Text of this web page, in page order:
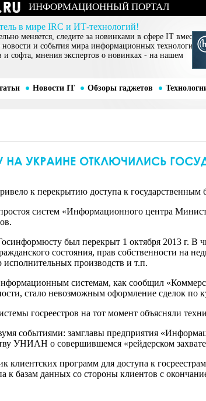
ИНФОРМАЦИОННЫЙ ПОРТАЛ
в мире IRC и ИТ-технологий!
меняется, следите за новинками в сфере IT вместе
и события мира информационных технологий,
и софта, мнения экспертов о новинках - на нашем
Новости IT Обзоры гаджетов
к перекрытию доступа к
систем «Информационного центра
был перекрыт 1 октября 2013 г. В
состояния, прав собственности на
исполнительных производств и т.п.
системам, как сообщил
стало невозможным оформление сделок по
госреестров на тот момент объясняли
событиями: замглавы предприятия
УНИАН о совершившемся «рейдерском
клиентских программ для доступа к
к базам данных со стороны клиентов с